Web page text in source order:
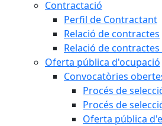
Contractació
Perfil de Contractant
Relació de contractes
Relació de
Oferta pública d'ocupació
Convocatòries
Procés de
Procés de
Oferta pública